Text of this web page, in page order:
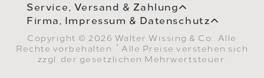
Service, Versand & Zahlung
Firma, Impressum & Datenschutz
Copyright © 2026 Walter Wissing & Co.. Alle
Rechte vorbehalten.
* Alle Preise verstehen sich
zzgl. der gesetzlichen Mehrwertsteuer.